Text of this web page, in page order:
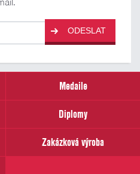
ODESLAT
Medaile
Diplomy
Zakázková výroba